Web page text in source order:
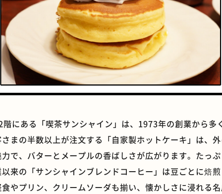
手芸 占い
階にある「喫茶サンシャイン」は、1973年の創業から多
まの半数以上が注文する「自家製ホットケーキ」は、
で、バターとメープルの香ばしさが広がります。たっ
以来の「サンシャインブレンドコーヒー」は豆ごとに焙
やプリン、クリームソーダも揃い、懐かしさに浸れる